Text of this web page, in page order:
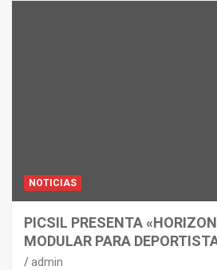
NOTICIAS
PICSIL PRESENTA
MODULAR PARA
admin